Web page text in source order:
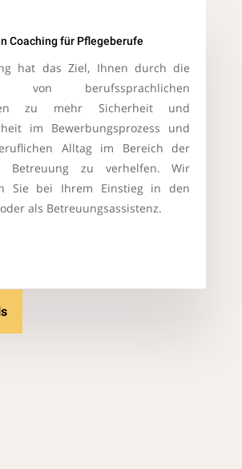
Coaching für Pflegeberufe
hat das Ziel, Ihnen durch die
von berufssprachlichen
zu mehr Sicherheit und
im Bewerbungsprozess und
Alltag im Bereich der
Betreuung zu verhelfen. Wir
Sie bei Ihrem Einstieg in den
als Betreuungsassistenz.